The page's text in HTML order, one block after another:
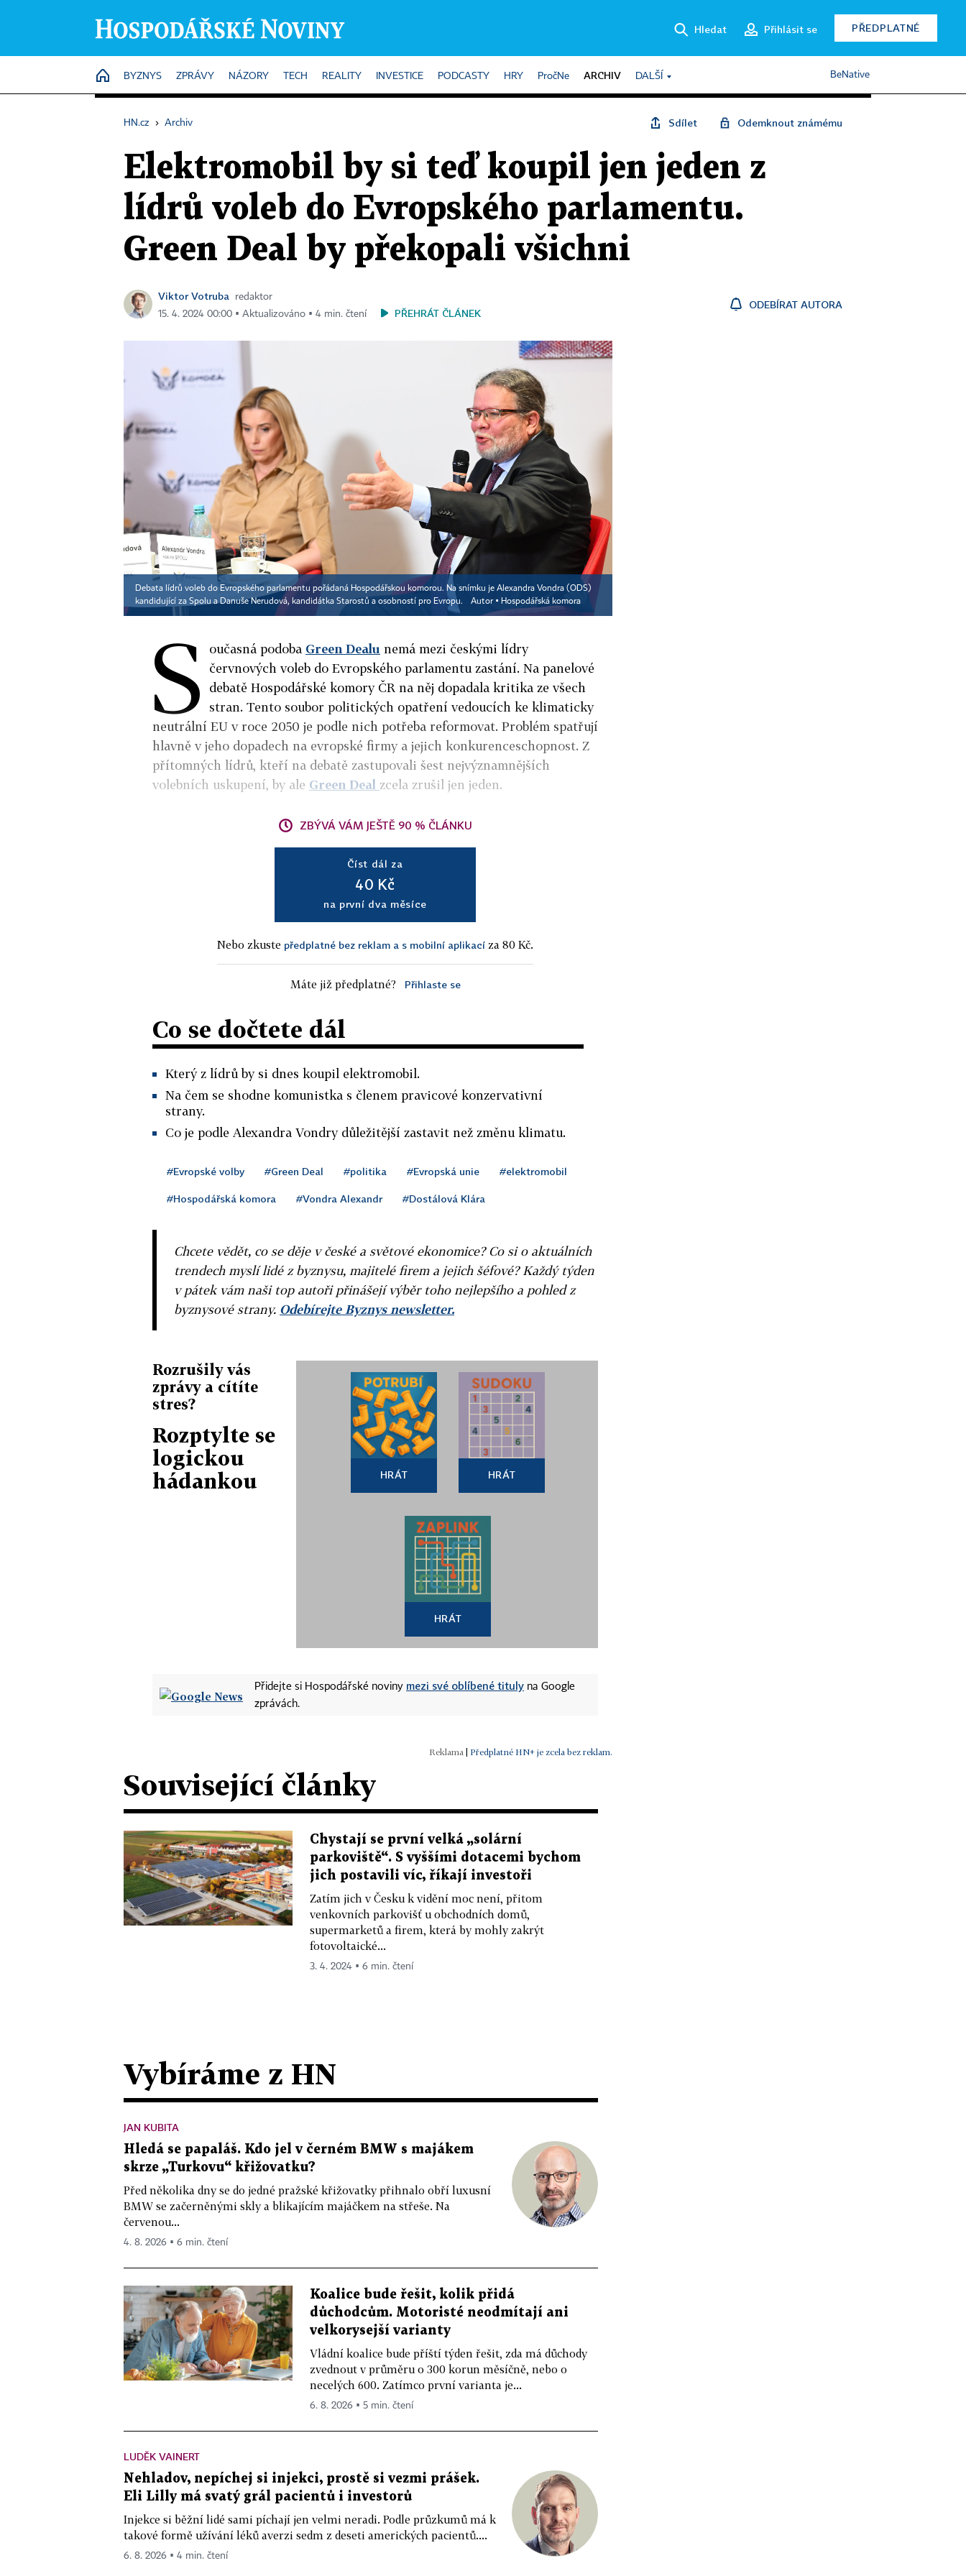
Hledat Přihlásit se PŘEDPLATNÉ
HOME
BYZNYS ZPRÁVY NÁZORY TECH REALITY INVESTICE PODCASTY HRY PročNe ARCHIV DALŠÍ BeNative
HN.cz › Archiv Sdílet Odemknout známému
Elektromobil by si teď koupil jen jeden z
lídrů voleb do Evropského parlamentu.
Green Deal by překopali všichni
Viktor Votruba
redaktor
15. 4. 2024 00:00 ▪ Aktualizováno ▪ 4 min. čtení
PŘEHRÁT ČLÁNEK
ODEBÍRAT AUTORA
Debata lídrů voleb do Evropského parlamentu pořádaná Hospodářskou komorou. Na snímku je Alexandra Vondra (ODS)
kandidující za Spolu a Danuše Nerudová, kandidátka Starostů a osobností pro Evropu.
Autor ▪ Hospodářská komora
S oučasná podoba Green Dealu nemá mezi českými lídry
červnových voleb do Evropského parlamentu zastání. Na panelové
debatě Hospodářské komory ČR na něj dopadala kritika ze všech
stran. Tento soubor politických opatření vedoucích ke klimaticky
neutrální EU v roce 2050 je podle nich potřeba reformovat. Problém spatřují
hlavně v jeho dopadech na evropské firmy a jejich konkurenceschopnost. Z
přítomných lídrů, kteří na debatě zastupovali šest nejvýznamnějších
volebních uskupení, by ale Green Deal zcela zrušil jen jeden.
ZBÝVÁ VÁM JEŠTĚ 90 % ČLÁNKU
Číst dál za
40 Kč
na první dva měsíce
Nebo zkuste předplatné bez reklam a s mobilní aplikací za 80 Kč.
Máte již předplatné? Přihlaste se
Co se dočtete dál
Který z lídrů by si dnes koupil elektromobil.
Na čem se shodne komunistka s členem pravicové konzervativní
strany.
Co je podle Alexandra Vondry důležitější zastavit než změnu klimatu.
#Evropské volby #Green Deal #politika #Evropská unie #elektromobil
#Hospodářská komora #Vondra Alexandr #Dostálová Klára
Chcete vědět, co se děje v české a světové ekonomice? Co si o aktuálních
trendech myslí lidé z byznysu, majitelé firem a jejich šéfové? Každý týden
v pátek vám naši top autoři přinášejí výběr toho nejlepšího a pohled z
byznysové strany. Odebírejte Byznys newsletter.
Rozrušily vás
zprávy a cítíte
stres?
Rozptylte se
logickou
hádankou
HRÁT HRÁT
HRÁT
Přidejte si Hospodářské noviny mezi své oblíbené tituly na Google
zprávách.
| Předplatné HN+ je zcela bez reklam.
Související články
Chystají se první velká „solární
parkoviště“. S vyššími dotacemi bychom
jich postavili víc, říkají investoři
Zatím jich v Česku k vidění moc není, přitom
venkovních parkovišť u obchodních domů,
supermarketů a firem, která by mohly zakrýt
fotovoltaické...
3. 4. 2024 ▪ 6 min. čtení
Vybíráme z HN
JAN KUBITA
Hledá se papaláš. Kdo jel v černém BMW s majákem
skrze „Turkovu“ křižovatku?
Před několika dny se do jedné pražské křižovatky přihnalo obří luxusní
BMW se začerněnými skly a blikajícím majáčkem na střeše. Na
červenou...
4. 8. 2026 ▪ 6 min. čtení
Koalice bude řešit, kolik přidá
důchodcům. Motoristé neodmítají ani
velkorysejší varianty
Vládní koalice bude příští týden řešit, zda má důchody
zvednout v průměru o 300 korun měsíčně, nebo o
necelých 600. Zatímco první varianta je...
6. 8. 2026 ▪ 5 min. čtení
LUDĚK VAINERT
Nehladov, nepíchej si injekci, prostě si vezmi prášek.
Eli Lilly má svatý grál pacientů i investorů
Injekce si běžní lidé sami píchají jen velmi neradi. Podle průzkumů má k
takové formě užívání léků averzi sedm z deseti amerických pacientů....
6. 8. 2026 ▪ 4 min. čtení